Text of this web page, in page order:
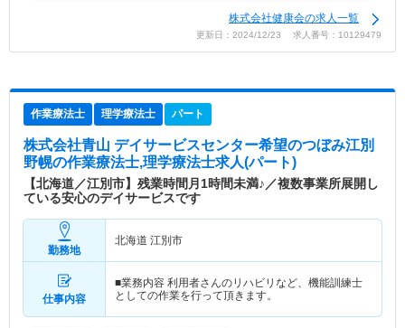
株式会社健康会の求人一覧
更新日：2024/12/23 求人番号：10129479
作業療法士 理学療法士 パート
株式会社青山 デイサービスセンター希望のつぼみ江別
野幌の作業療法士,理学療法士求人(パート)
【北海道／江別市】残業時間月1時間未満♪／複数事業所展開し
ている安心のデイサービスです
勤務地
北海道 江別市
仕事内容
■業務内容 利用者さんのリハビリなど、機能訓練士
としての作業を行って頂きます。